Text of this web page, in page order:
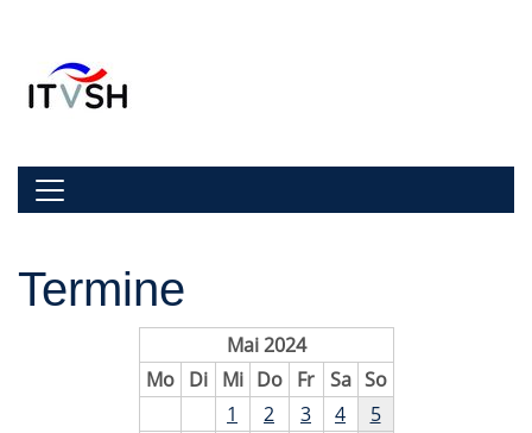
Navigation umschalten
Termine
Mai 2024
Mo
Di Mi Do Fr Sa So
1
2 3 4
5